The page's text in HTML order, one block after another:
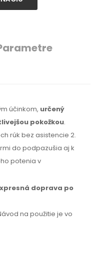
účinkom, určený
pokožkou.
rúk bez asistencie 2.
do podpazušia aj k
potenia v
doprava po
na použitie je vo